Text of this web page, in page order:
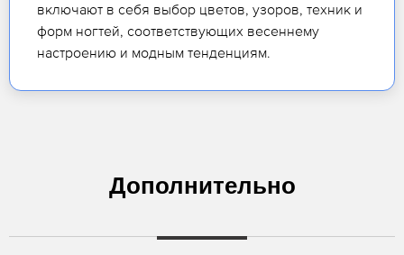
включают в себя выбор цветов, узоров, техник и
форм ногтей, соответствующих весеннему
настроению и модным тенденциям.
Дополнительно